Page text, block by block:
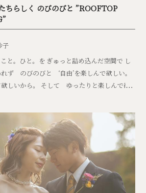
ちらしく のびのびと ”ROOFTOP
子
と。ひと。を ぎゅっと詰め込んだ空間で し
ず のびのびと ‘自由’を楽しんで欲しい。
しいから。 そして ゆったりと楽しんで欲